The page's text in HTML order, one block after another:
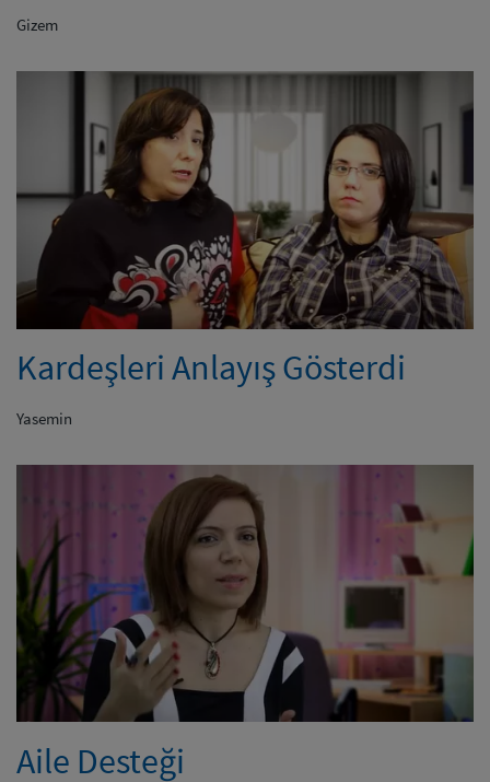
Gizem
Kardeşleri Anlayış Gösterdi
Yasemin
Aile Desteği